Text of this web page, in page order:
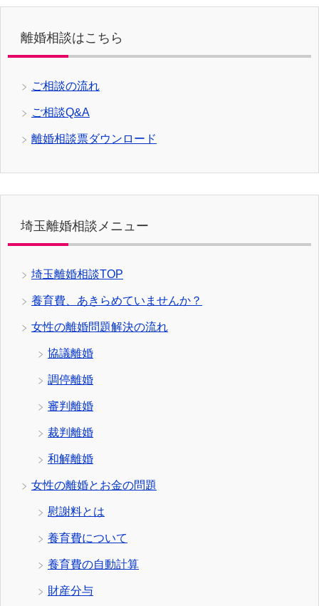
離婚相談はこちら
ご相談の流れ
ご相談Q&A
離婚相談票ダウンロード
埼玉離婚相談メニュー
埼玉離婚相談TOP
養育費、あきらめていませんか？
女性の離婚問題解決の流れ
協議離婚
調停離婚
審判離婚
裁判離婚
和解離婚
女性の離婚とお金の問題
慰謝料とは
養育費について
養育費の自動計算
財産分与